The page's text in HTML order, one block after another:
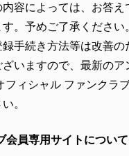
内容によっては、お答え
。予めご了承ください
録手続き方法等は改善の
いますので、最新のア
フィシャル ファンクラ
。
会員専用サイトについて